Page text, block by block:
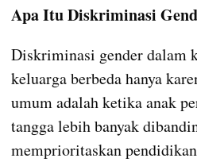
Apa Itu Diskriminasi
Diskriminasi gender dalam
keluarga berbeda hanya
umum adalah ketika anak
tangga lebih banyak
memprioritaskan